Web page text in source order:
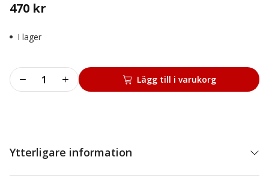
470 kr
I lager
Tätning
kolvstång
Lägg till i varukorg
Ytterligare information